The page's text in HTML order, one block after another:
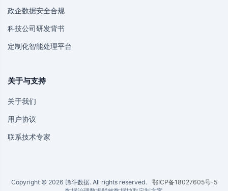
政企数据安全合规
科技公司研发背书
定制化智能处理平台
关于与支持
关于我们
用户协议
联系技术专家
Copyright © 2026 筛斗数据. All rights reserved.
鄂ICP备18027605号-5